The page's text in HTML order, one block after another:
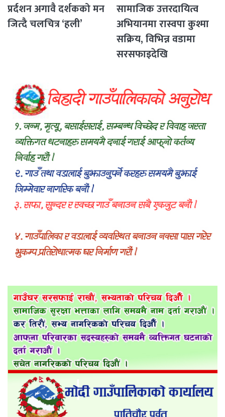
प्रर्दशन अगावै दर्शकको मन
जित्दै चलचित्र ‘हली’
सामाजिक उत्तरदायित्व
अभियानमा रास्वपा कुश्मा
सक्रिय, विभिन्न वडामा
सरसफाइदेखि